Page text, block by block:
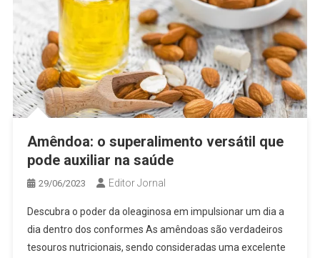
Amêndoa: o superalimento versátil que
pode auxiliar na saúde
29/06/2023 Editor Jornal
Descubra o poder da oleaginosa em impulsionar um dia a
dia dentro dos conformes As amêndoas são verdadeiros
tesouros nutricionais, sendo consideradas uma excelente